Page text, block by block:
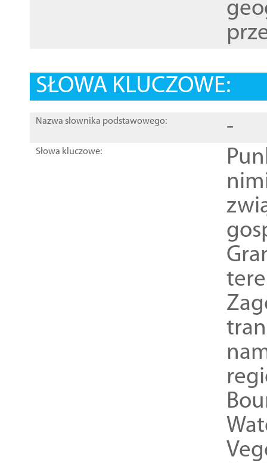
SŁOWA KLUCZOWE:
Nazwa słownika podstawowego: -
Słowa kluczowe: